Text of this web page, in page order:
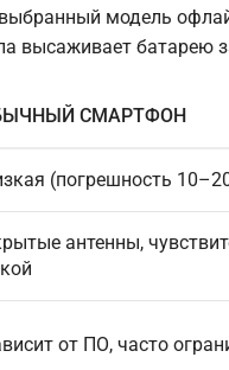
модель
высаживает батарею
СМАРТФОН
(погрешность
антенны,
от ПО, часто